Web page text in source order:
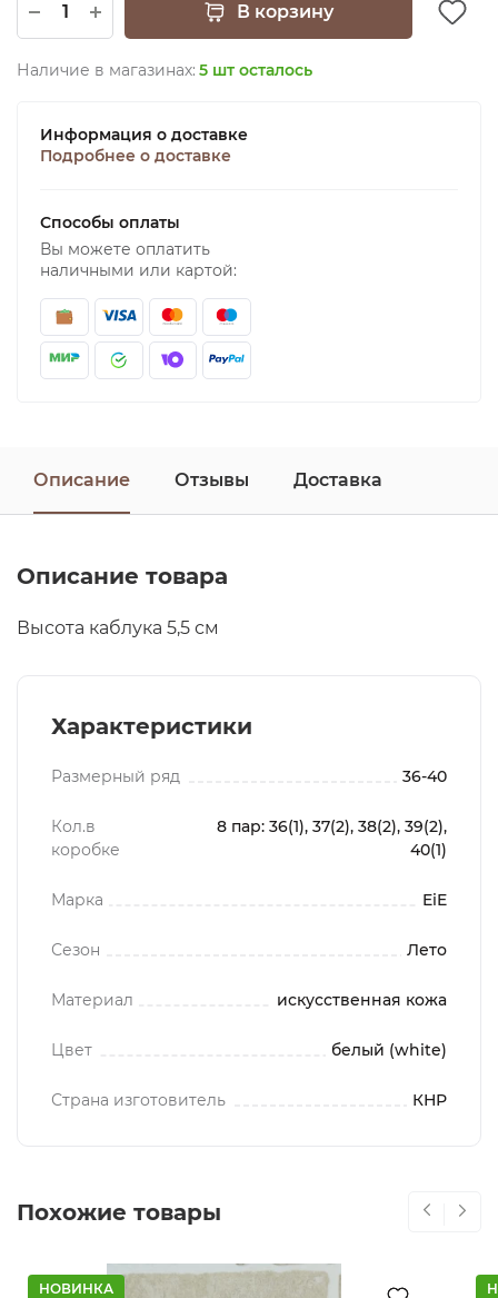
В корзину
Наличие в магазинах: 5 шт осталось
Информация о доставке
Подробнее о доставке
Способы оплаты
Вы можете оплатить
наличными или картой:
Описание Отзывы Доставка
Описание товара
Высота каблука 5,5 см
Характеристики
Размерный ряд 36-40
Кол.в
коробке
8 пар: 36(1), 37(2), 38(2), 39(2),
40(1)
Марка EiE
Сезон Лето
Материал искусственная кожа
Цвет белый (white)
Страна изготовитель КНР
Похожие товары
НОВИНКА